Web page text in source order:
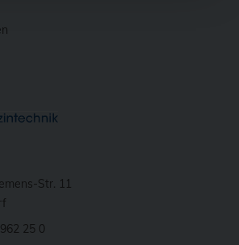
Str. 11
25 0